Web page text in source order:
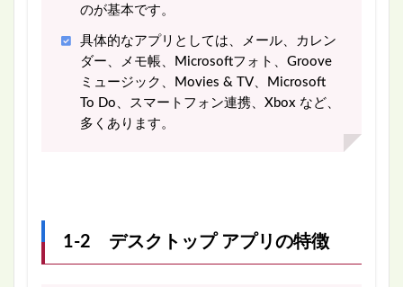
のが基本です。
具体的なアプリとしては、メール、カレン
ダー、メモ帳、Microsoftフォト、Groove
ミュージック、Movies & TV、Microsoft
To Do、スマートフォン連携、Xbox など、
多くあります。
1-2 デスクトップ アプリの特徴